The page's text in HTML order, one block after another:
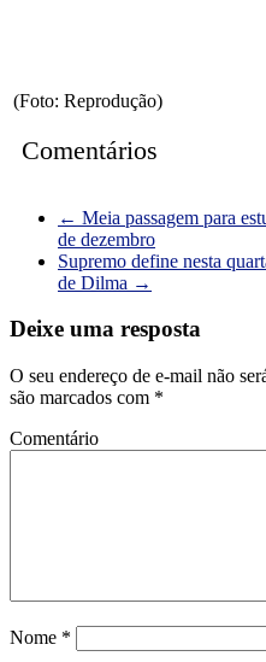
(Foto: Reprodução)
Comentários
← Meia passagem para
de dezembro
Supremo define nesta
de Dilma →
Deixe uma resposta
O seu endereço de e-mail não
são marcados com *
Comentário
Nome *